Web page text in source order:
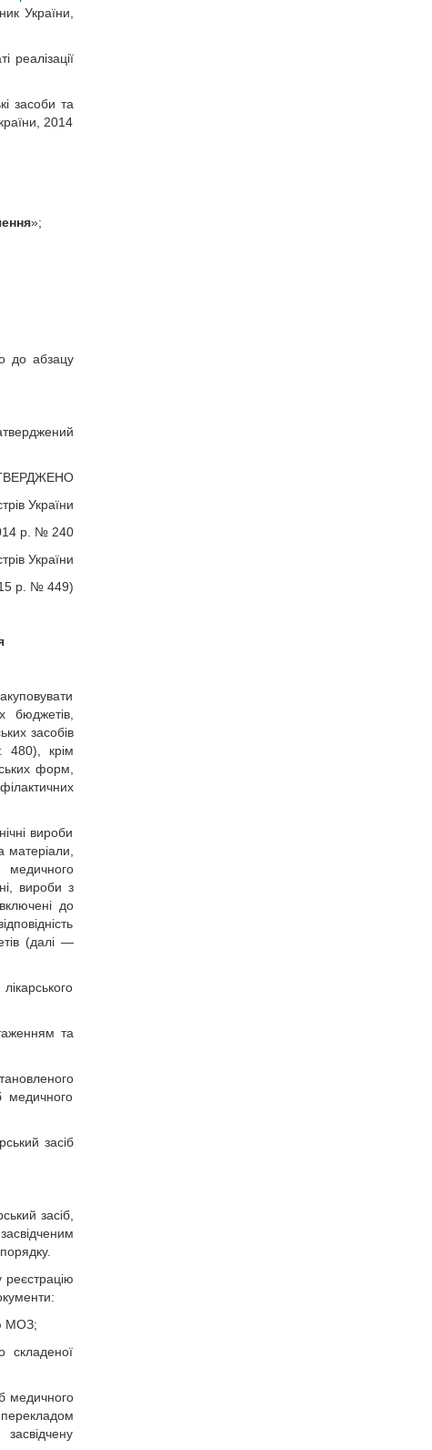
України,
реалізації
засоби та
2014
»;
до абзацу
України
р. № 240
України
р. № 449)
бюджетів,
засобів
480), крім
форм,
вироби
матеріали,
медичного
вироби з
до
(далі —
та
медичного
засіб
засіб,
реєстрацію
МОЗ;
складеної
медичного